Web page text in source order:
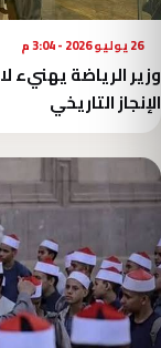
26 يوليو 2026 - 3:04 م
وزير الرياضة يهنيء
الإنجاز التاريخي